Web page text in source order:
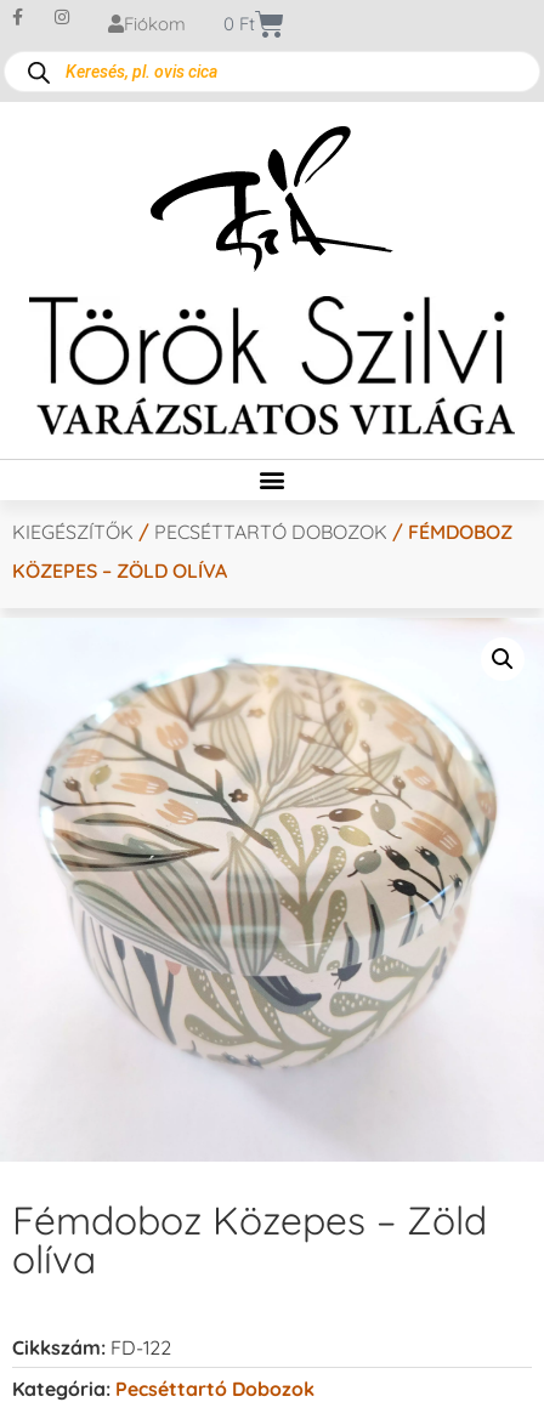
Fiókom 0 Ft
KIEGÉSZÍTŐK / PECSÉTTARTÓ DOBOZOK / FÉMDOBOZ
KÖZEPES – ZÖLD OLÍVA
Fémdoboz Közepes – Zöld
olíva
Cikkszám: FD-122
Kategória: Pecséttartó Dobozok